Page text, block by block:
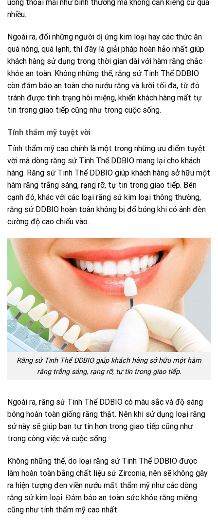
uống thoải mái như bình thường mà không cần kiêng cữ quá
nhiều.
Ngoài ra, đối những người dị ứng kim loại hay các thức ăn
quá nóng, quá lạnh, thì đây là giải pháp hoàn hảo nhất giúp
khách hàng sử dụng trong thời gian dài với hàm răng chắc
khỏe an toàn. Không những thế, răng sứ Tinh Thể DDBIO
còn đảm bảo an toàn cho nướu răng và lưỡi tối đa, từ đó
tránh được tình trạng hôi miệng, khiến khách hàng mất tự
tin trong giao tiếp cũng như trong cuộc sống.
Tính thẩm mỹ tuyệt vời
Tính thẩm mỹ cao chính là một trong những ưu điểm tuyệt
vời mà dòng răng sứ Tinh Thể DDBIO mang lại cho khách
hàng. Răng sứ Tinh Thể DDBIO giúp khách hàng sở hữu một
hàm răng trắng sáng, rạng rỡ, tự tin trong giao tiếp. Bên
cạnh đó, khác với các loại răng sứ kim loại thông thường,
răng sứ DDBIO hoàn toàn không bị đổ bóng khi có ánh đèn
cường độ cao chiếu vào.
Răng sứ Tinh Thể DDBIO giúp khách hàng sở hữu một hàm
răng trắng sáng, rạng rỡ, tự tin trong giao tiếp.
Ngoài ra, răng sứ Tinh Thể DDBIO có màu sắc và độ sáng
bóng hoàn toàn giống răng thật. Nên khi sử dụng loại răng
sứ này sẽ giúp bạn tự tin hơn trong giao tiếp cũng như
trong công việc và cuộc sống.
Không những thế, do loại răng sứ Tinh Thể DDBIO được
làm hoàn toàn bằng chất liệu sứ Zirconia, nên sẽ không gây
ra hiện tượng đen viền nướu mất thẩm mỹ như các dòng
răng sứ kim loại. Đảm bảo an toàn sức khỏe răng miệng
cũng như tính thẩm mỹ cao nhất.